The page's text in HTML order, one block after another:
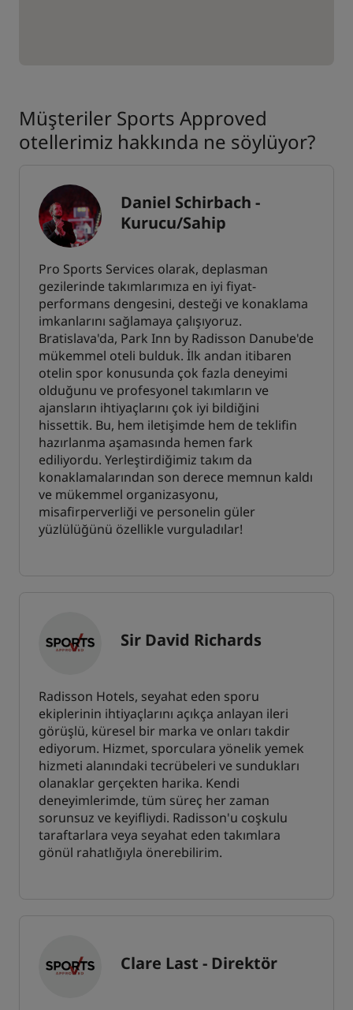
Müşteriler Sports Approved
otellerimiz hakkında ne söylüyor?
Daniel Schirbach -
Kurucu/Sahip
Pro Sports Services olarak, deplasman
gezilerinde takımlarımıza en iyi fiyat-
performans dengesini, desteği ve konaklama
imkanlarını sağlamaya çalışıyoruz.
Bratislava'da, Park Inn by Radisson Danube'de
mükemmel oteli bulduk. İlk andan itibaren
otelin spor konusunda çok fazla deneyimi
olduğunu ve profesyonel takımların ve
ajansların ihtiyaçlarını çok iyi bildiğini
hissettik. Bu, hem iletişimde hem de teklifin
hazırlanma aşamasında hemen fark
ediliyordu. Yerleştirdiğimiz takım da
konaklamalarından son derece memnun kaldı
ve mükemmel organizasyonu,
misafirperverliği ve personelin güler
yüzlülüğünü özellikle vurguladılar!
Sir David Richards
Radisson Hotels, seyahat eden sporu
ekiplerinin ihtiyaçlarını açıkça anlayan ileri
görüşlü, küresel bir marka ve onları takdir
ediyorum. Hizmet, sporculara yönelik yemek
hizmeti alanındaki tecrübeleri ve sundukları
olanaklar gerçekten harika. Kendi
deneyimlerimde, tüm süreç her zaman
sorunsuz ve keyifliydi. Radisson'u coşkulu
taraftarlara veya seyahat eden takımlara
gönül rahatlığıyla önerebilirim.
Clare Last - Direktör